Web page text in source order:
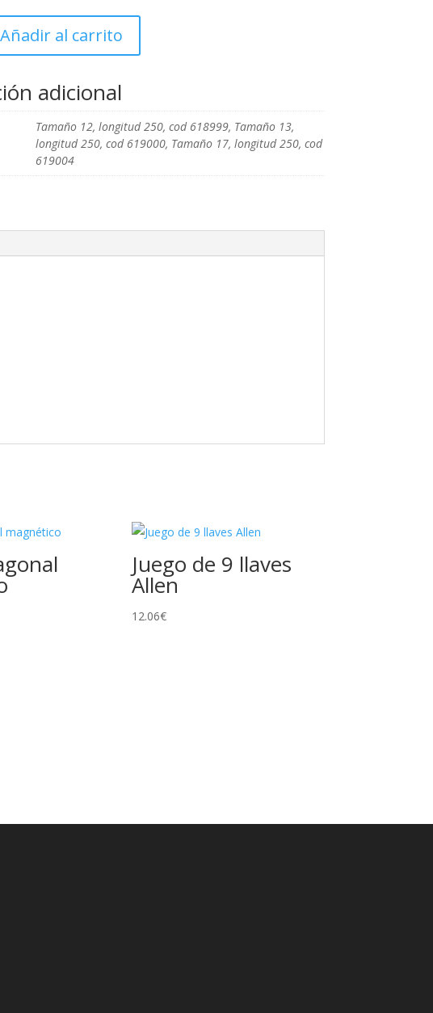
26.02€
Añadir al carrito
adicional
Tamaño 12, longitud 250, cod 618999, Tamaño 13,
longitud 250, cod 619000, Tamaño 17, longitud 250, cod
619004
Juego de 9 llaves
Allen
12.06€